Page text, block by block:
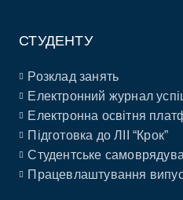
СТУДЕНТУ
Розклад занять
Електронний журнал
Електронна освітня
Підготовка до ЛІІ “Крок”
Студентське
Працевлаштування